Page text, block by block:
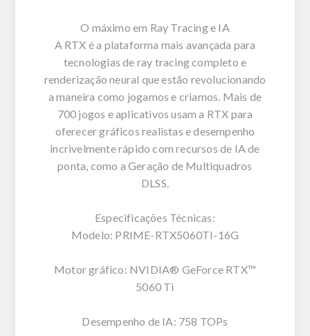
O máximo em Ray Tracing e IA
A RTX é a plataforma mais avançada para
tecnologias de ray tracing completo e
renderização neural que estão revolucionando
a maneira como jogamos e criamos. Mais de
700 jogos e aplicativos usam a RTX para
oferecer gráficos realistas e desempenho
incrivelmente rápido com recursos de IA de
ponta, como a Geração de Multiquadros
DLSS.
Especificações Técnicas:
Modelo: PRIME-RTX5060TI-16G
Motor gráfico: NVIDIA® GeForce RTX™
5060 Ti
Desempenho de IA: 758 TOPs